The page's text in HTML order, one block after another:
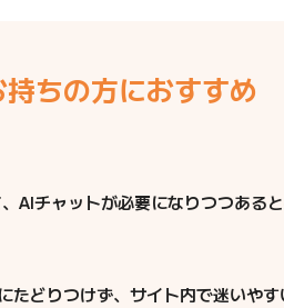
ちの方におすすめ
AIチャットが必要になりつつある
たどりつけず、サイト内で迷いやす